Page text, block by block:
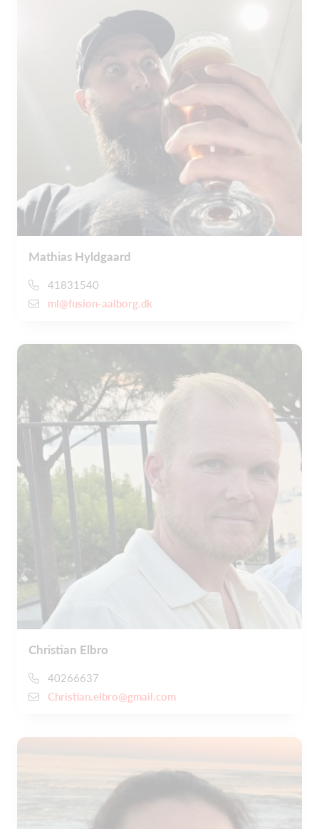
Mathias Hyldgaard
41831540
ml@fusion-aalborg.dk
Christian Elbro
40266637
Christian.elbro@gmail.com